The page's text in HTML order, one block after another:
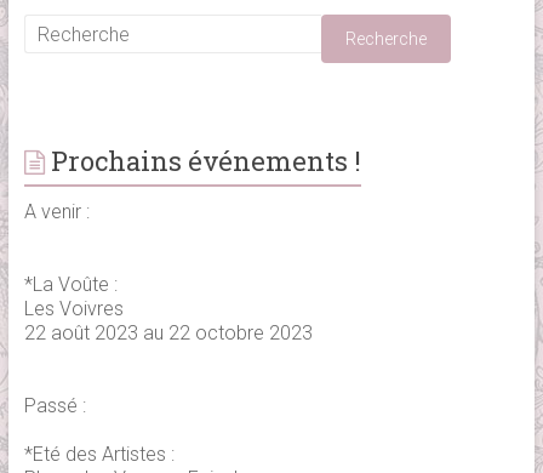
Prochains événements !
A venir :
*La Voûte :
Les Voivres
22 août 2023 au 22 octobre 2023
Passé :
*Eté des Artistes :